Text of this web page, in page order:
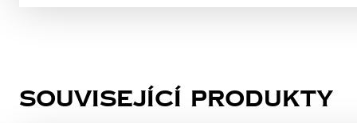
Související produkty